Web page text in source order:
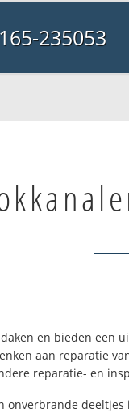
235053
en bieden een
aan reparatie
reparatie- en